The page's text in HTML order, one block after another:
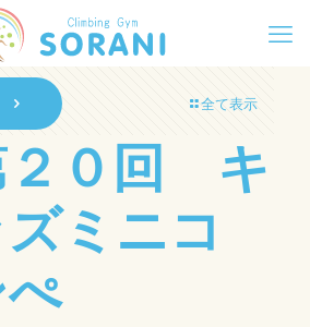
全て表示
０回 キ
ミニコ